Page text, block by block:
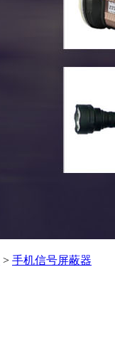
> 手机信号屏蔽器